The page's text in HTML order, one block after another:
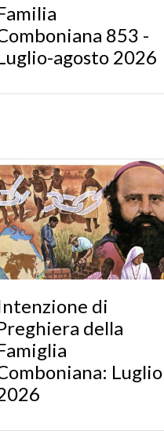
853 -
agosto 2026
di
della
Luglio